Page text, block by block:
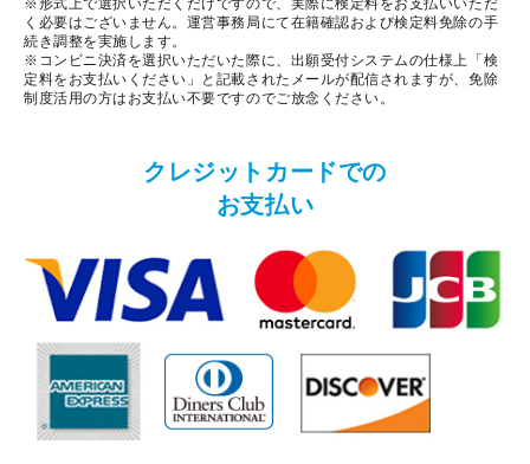
く必要はございません。運営事務局にて在籍確認および検定料免除の手
続き調整を実施します。
※コンビニ決済を選択いただいた際に、出願受付システムの仕様上「検
定料をお支払いください」と記載されたメールが配信されますが、免除
制度活用の方はお支払い不要ですのでご放念ください。
クレジットカードでの
お支払い